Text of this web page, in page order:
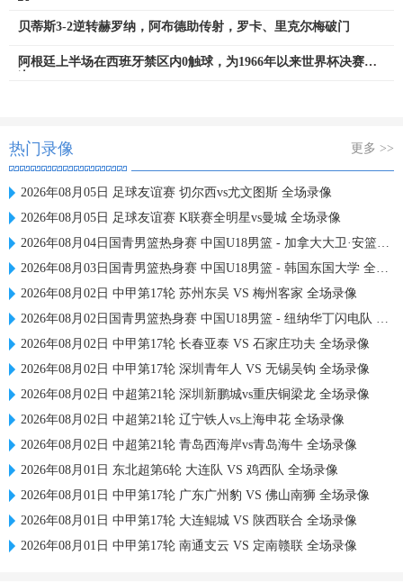
贝蒂斯3-2逆转赫罗纳，阿布德助传射，罗卡、里克尔梅破门
阿根廷上半场在西班牙禁区内0触球，为1966年以来世界杯决赛第3
热门录像 更多 >>
2026年08月05日 足球友谊赛 切尔西vs尤文图斯 全场录像
2026年08月05日 足球友谊赛 K联赛全明星vs曼城 全场录像
2026年08月04日国青男篮热身赛 中国U18男篮 - 加拿大大卫·安篮球学院 全场录像
2026年08月03日国青男篮热身赛 中国U18男篮 - 韩国东国大学 全场录像
2026年08月02日 中甲第17轮 苏州东吴 VS 梅州客家 全场录像
2026年08月02日国青男篮热身赛 中国U18男篮 - 纽纳华丁闪电队 全场录像
2026年08月02日 中甲第17轮 长春亚泰 VS 石家庄功夫 全场录像
2026年08月02日 中甲第17轮 深圳青年人 VS 无锡吴钩 全场录像
2026年08月02日 中超第21轮 深圳新鹏城vs重庆铜梁龙 全场录像
2026年08月02日 中超第21轮 辽宁铁人vs上海申花 全场录像
2026年08月02日 中超第21轮 青岛西海岸vs青岛海牛 全场录像
2026年08月01日 东北超第6轮 大连队 VS 鸡西队 全场录像
2026年08月01日 中甲第17轮 广东广州豹 VS 佛山南狮 全场录像
2026年08月01日 中甲第17轮 大连鲲城 VS 陕西联合 全场录像
2026年08月01日 中甲第17轮 南通支云 VS 定南赣联 全场录像